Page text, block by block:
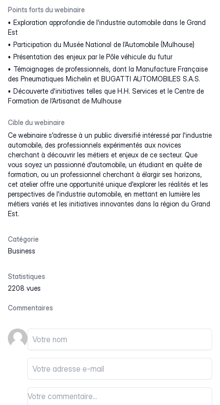
Points forts du webinaire
Exploration approfondie de l'industrie automobile dans le Grand
Est
Participation du Musée National de l’Automobile (Mulhouse)
Présentation des enjeux par le Pôle véhicule du futur
Témoignages de professionnels, dont la Manufacture Française
des Pneumatiques Michelin et BUGATTI AUTOMOBILES S.A.S.
Découverte d'initiatives telles que H.H. Services et le Centre de
Formation de l’Artisanat de Mulhouse
Cible du webinaire
Ce webinaire s'adresse à un public diversifié intéressé par l'industrie
automobile, des professionnels expérimentés aux novices
cherchant à découvrir les métiers et enjeux de ce secteur. Que
vous soyez un passionné d'automobile, un étudiant en quête de
formation, ou un professionnel cherchant à élargir ses horizons,
cet atelier offre une opportunité unique d'explorer les réalités et les
perspectives de l'industrie automobile, en mettant en lumière les
métiers variés et les initiatives innovantes dans la région du Grand
Est.
Catégorie
Business
Statistiques
2208 vues
Commentaires
Votre nom
Votre email
Votre commentaire
Votre commentaire